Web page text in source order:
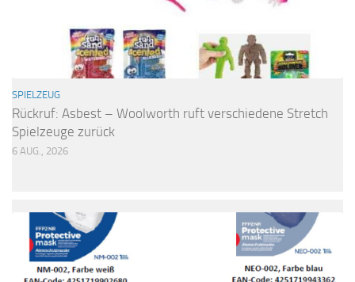
SPIELZEUG
Rückruf: Asbest – Woolworth ruft verschiedene Stretch
Spielzeuge zurück
6 AUG., 2026